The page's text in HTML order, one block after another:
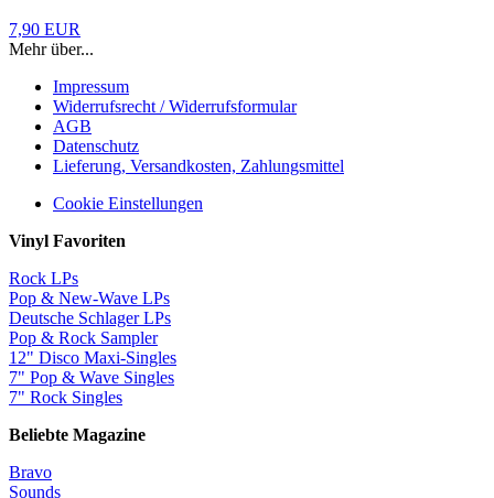
7,90 EUR
Mehr über...
Impressum
Widerrufsrecht / Widerrufsformular
AGB
Datenschutz
Lieferung, Versandkosten, Zahlungsmittel
Cookie Einstellungen
Vinyl Favoriten
Rock LPs
Pop & New-Wave LPs
Deutsche Schlager LPs
Pop & Rock Sampler
12" Disco Maxi-Singles
7" Pop & Wave Singles
7" Rock Singles
Beliebte Magazine
Bravo
Sounds